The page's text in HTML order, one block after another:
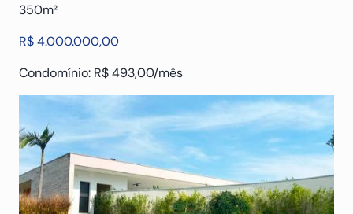
350m²
R$ 4.000.000,00
Condomínio: R$ 493,00/mês